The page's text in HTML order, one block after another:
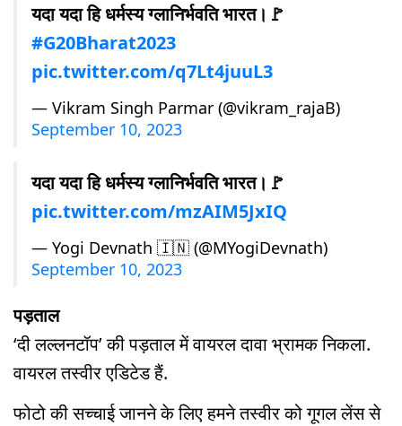
यदा यदा हि धर्मस्य ग्लानिर्भवति भारत।🚩
#G20Bharat2023
pic.twitter.com/q7Lt4juuL3
— Vikram Singh Parmar (@vikram_rajaB)
September 10, 2023
यदा यदा हि धर्मस्य ग्लानिर्भवति भारत।🚩
pic.twitter.com/mzAIM5JxIQ
— Yogi Devnath 🇮🇳 (@MYogiDevnath)
September 10, 2023
पड़ताल
‘दी लल्लनटॉप’ की पड़ताल में वायरल दावा भ्रामक निकला.
वायरल तस्वीर एडिटेड हैं.
फोटो की सच्चाई जानने के लिए हमने तस्वीर को गूगल लेंस से